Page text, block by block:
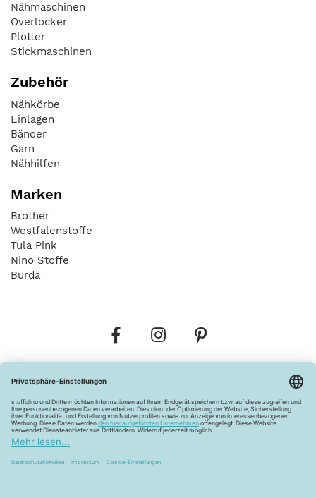
Nähmaschinen
Overlocker
Plotter
Stickmaschinen
Zubehör
Nähkörbe
Einlagen
Bänder
Garn
Nähhilfen
Marken
Brother
Westfalenstoffe
Tula Pink
Nino Stoffe
Burda
Widerrufsbelehrung Vertrag widerrufen
Barrierefreiheitserklärung